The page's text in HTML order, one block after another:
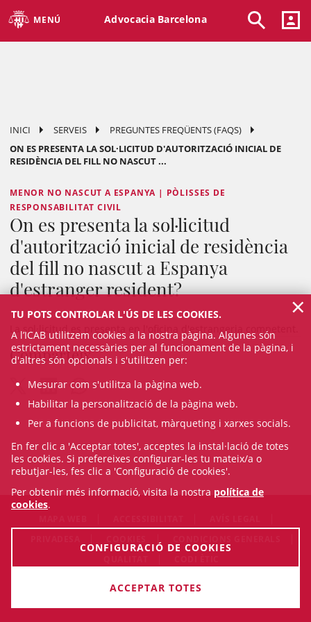
MENÚ Advocacia Barcelona
INICI SERVEIS
PREGUNTES FREQÜENTS (FAQS)
ON ES PRESENTA LA SOL·LICITUD D'AUTORITZACIÓ INICIAL DE
RESIDÈNCIA DEL FILL NO NASCUT ...
MENOR NO NASCUT A ESPANYA | PÒLISSES DE
RESPONSABILITAT CIVIL
On es presenta la sol·licitud
d'autorització inicial de residència
del fill no nascut a Espanya
d'estranger resident?
La sol·licitud es presenta en l'oficina d'estrangeria competent.
Comparteix
© Sun Aug 09 11:46:06 CEST 2026 Il·lustre Col·legi de
TU POTS CONTROLAR L'ÚS DE LES COOKIES.
A l’ICAB utilitzem cookies a la nostra pàgina. Algunes són
estrictament necessàries per al funcionament de la pàgina, i
d'altres són opcionals i s'utilitzen per:
Mesurar com s'utilitza la pàgina web.
Habilitar la personalització de la pàgina web.
Per a funcions de publicitat, màrqueting i xarxes socials.
En fer clic a 'Acceptar totes', acceptes la instal·lació de totes
les cookies. Si prefereixes configurar-les tu mateix/a o
rebutjar-les, fes clic a 'Configuració de cookies'.
Per obtenir més informació, visita la nostra política de
cookies.
CONFIGURACIÓ DE COOKIES
ACCEPTAR TOTES
×